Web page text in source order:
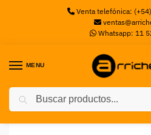
Venta telefónica:
Whatsapp: 11
MENU
Inicio Auriculares / Auriculares con